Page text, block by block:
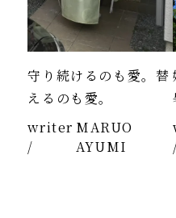
守り続けるのも愛。替
えるのも愛。
writer
/
MARUO
AYUMI